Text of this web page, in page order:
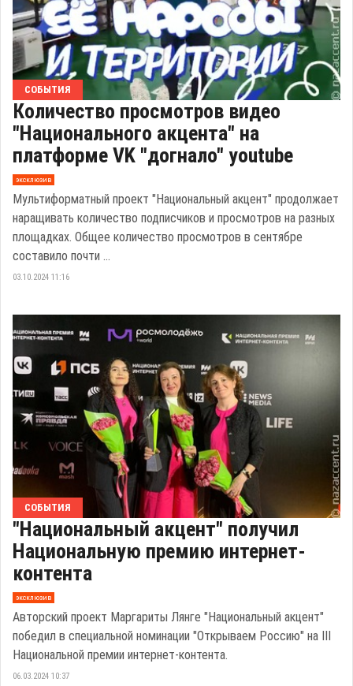
СОБЫТИЯ
Количество просмотров видео
"Национального акцента" на
платформе VK "догнало" youtube
эксклюзив
Мультиформатный проект "Национальный акцент" продолжает
наращивать количество подписчиков и просмотров на разных
площадках. Общее количество просмотров в сентябре
составило почти ...
03.10.2024 11:16
СОБЫТИЯ
"Национальный акцент" получил
Национальную премию интернет-
контента
эксклюзив
Авторский проект Маргариты Лянге "Национальный акцент"
победил в специальной номинации "Открываем Россию" на III
Национальной премии интернет-контента.
06.03.2024 10:37